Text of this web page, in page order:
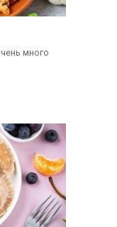
много